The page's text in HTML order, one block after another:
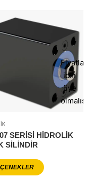
Fiyatlar
icin
üye
SERİSİ HİDROLİK
SİLİNDİR